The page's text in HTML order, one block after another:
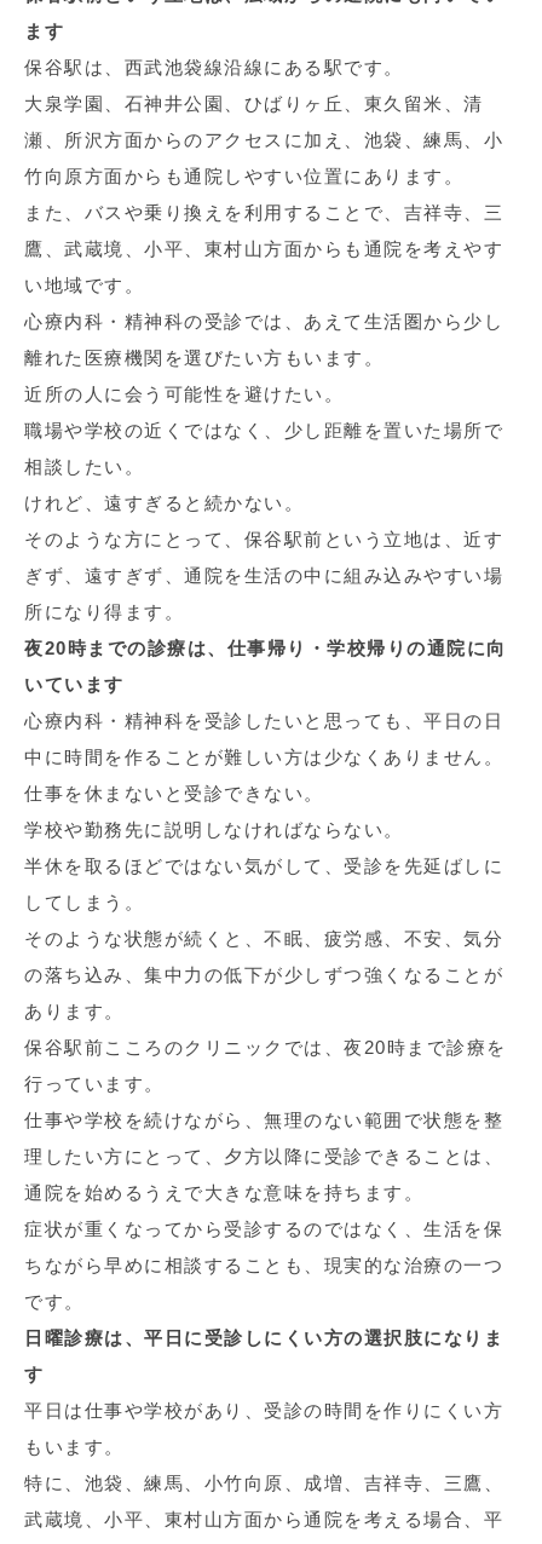
ます
保谷駅は、西武池袋線沿線にある駅です。
大泉学園、石神井公園、ひばりヶ丘、東久留米、清
瀬、所沢方面からのアクセスに加え、池袋、練馬、小
竹向原方面からも通院しやすい位置にあります。
また、バスや乗り換えを利用することで、吉祥寺、三
鷹、武蔵境、小平、東村山方面からも通院を考えやす
い地域です。
心療内科・精神科の受診では、あえて生活圏から少し
離れた医療機関を選びたい方もいます。
近所の人に会う可能性を避けたい。
職場や学校の近くではなく、少し距離を置いた場所で
相談したい。
けれど、遠すぎると続かない。
そのような方にとって、保谷駅前という立地は、近す
ぎず、遠すぎず、通院を生活の中に組み込みやすい場
所になり得ます。
夜20時までの診療は、仕事帰り・学校帰りの通院に向
いています
心療内科・精神科を受診したいと思っても、平日の日
中に時間を作ることが難しい方は少なくありません。
仕事を休まないと受診できない。
学校や勤務先に説明しなければならない。
半休を取るほどではない気がして、受診を先延ばしに
してしまう。
そのような状態が続くと、不眠、疲労感、不安、気分
の落ち込み、集中力の低下が少しずつ強くなることが
あります。
保谷駅前こころのクリニックでは、夜20時まで診療を
行っています。
仕事や学校を続けながら、無理のない範囲で状態を整
理したい方にとって、夕方以降に受診できることは、
通院を始めるうえで大きな意味を持ちます。
症状が重くなってから受診するのではなく、生活を保
ちながら早めに相談することも、現実的な治療の一つ
です。
日曜診療は、平日に受診しにくい方の選択肢になりま
す
平日は仕事や学校があり、受診の時間を作りにくい方
もいます。
特に、池袋、練馬、小竹向原、成増、吉祥寺、三鷹、
武蔵境、小平、東村山方面から通院を考える場合、平